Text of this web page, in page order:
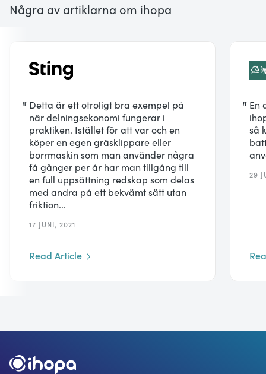
Några av artiklarna om ihopa
" Detta är ett otroligt bra exempel på
när delningsekonomi fungerar i
praktiken. Istället för att var och en
köper en egen gräsklippare eller
borrmaskin som man använder några
få gånger per år har man tillgång till
en full uppsättning redskap som delas
med andra på ett bekvämt sätt utan
friktion...
17 JUNI, 2021
Read Article
" En
så
29